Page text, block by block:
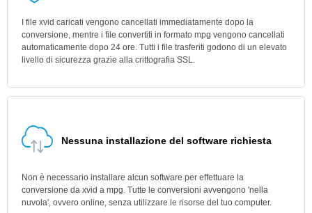
I file xvid caricati vengono cancellati immediatamente dopo la
conversione, mentre i file convertiti in formato mpg vengono cancellati
automaticamente dopo 24 ore. Tutti i file trasferiti godono di un elevato
livello di sicurezza grazie alla crittografia SSL.
Nessuna installazione del software richiesta
Non è necessario installare alcun software per effettuare la
conversione da xvid a mpg. Tutte le conversioni avvengono 'nella
nuvola', ovvero online, senza utilizzare le risorse del tuo computer.